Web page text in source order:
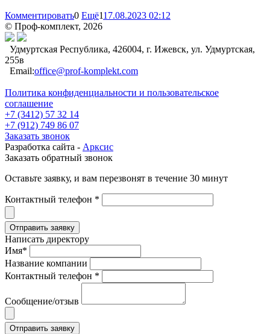
Комментировать0 Ещё117.08.2023 02:12
© Проф-комплект, 2026
Удмуртская Республика, 426004, г. Ижевск, ул. Удмуртская,
255в
Email:office@prof-komplekt.com
Политика конфиденциальности и пользовательское
соглашение
+7 (3412) 57 32 14
+7 (912) 749 86 07
Заказать звонок
Разработка сайта - Арксис
Заказать обратный звонок
Оставьте заявку, и вам перезвонят в течение 30 минут
Контактный телефон *
Написать директору
Имя*
Название компании
Контактный телефон *
Сообщение/отзыв